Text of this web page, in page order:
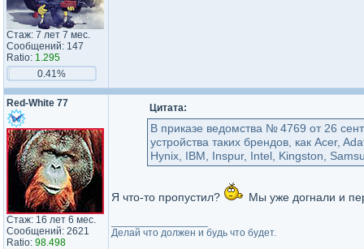
Стаж: 7 лет 7 мес.
Сообщений: 147
Ratio: 1.295
0.41%
Red-White 77
Стаж: 16 лет 6 мес.
Сообщений: 2621
Ratio: 98.498
Цитата:
В приказе ведомства № 4769 от 26
устройства таких брендов, как Acer,
Hynix, IBM, Inspur, Intel, Kingston,
Я что-то пропустил? Мы уже догнали и
Делай что должен и будь что будет.